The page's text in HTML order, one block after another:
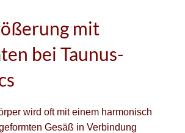
mit
bei Taunus-
wird oft mit einem harmonisch
Gesäß in Verbindung